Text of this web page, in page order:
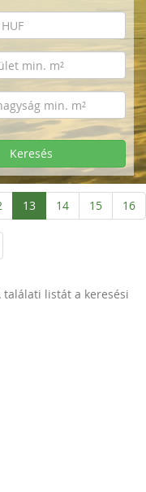
Keresés
13 Aktuelle
Seite
14 15 16
találati listát a keresési